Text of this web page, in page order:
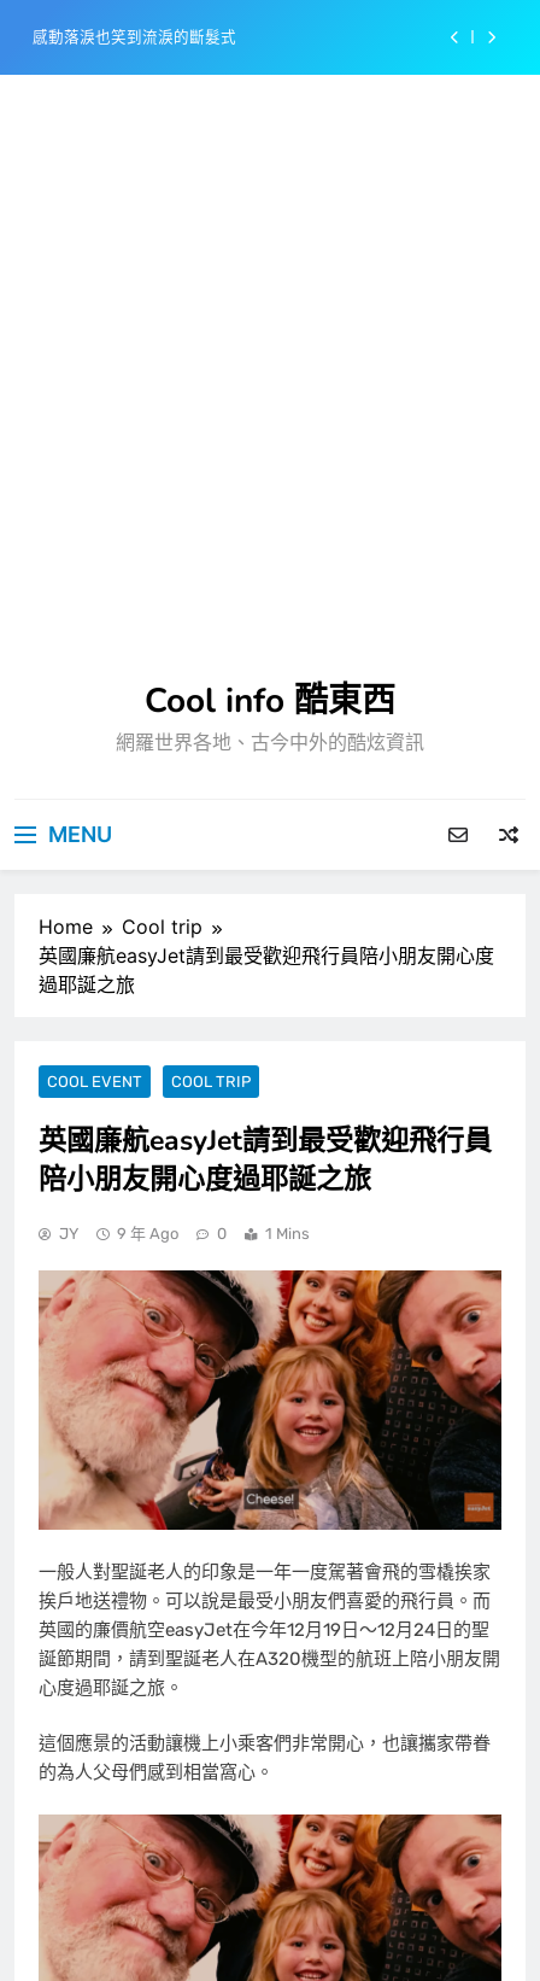
content
感動落淚也笑到流淚的斷髮式
Cool info 酷東西
網羅世界各地、古今中外的酷炫資訊
MENU
Home
Cool trip
英國廉航easyJet請到最受歡迎飛行員陪小朋友開心度
過耶誕之旅
COOL EVENT COOL TRIP
英國廉航easyJet請到最受歡迎飛行員
陪小朋友開心度過耶誕之旅
JY 9 年 Ago 0 1 Mins
一般人對聖誕老人的印象是一年一度駕著會飛的雪橇挨家
挨戶地送禮物。可以說是最受小朋友們喜愛的飛行員。而
英國的廉價航空easyJet在今年12月19日～12月24日的聖
誕節期間，請到聖誕老人在A320機型的航班上陪小朋友開
心度過耶誕之旅。
這個應景的活動讓機上小乘客們非常開心，也讓攜家帶眷
的為人父母們感到相當窩心。